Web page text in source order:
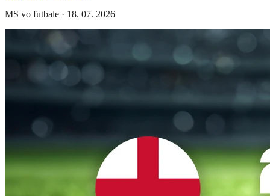
MS vo futbale · 18. 07. 2026